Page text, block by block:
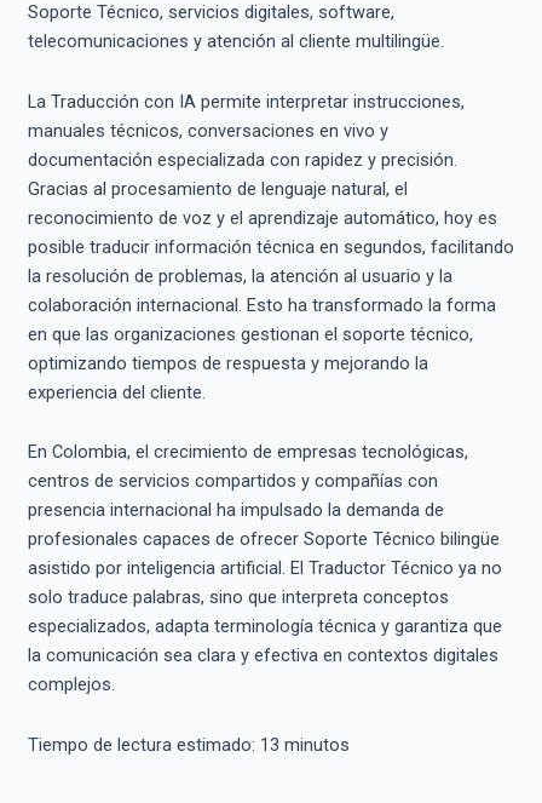
Soporte Técnico, servicios digitales, software,
telecomunicaciones y atención al cliente multilingüe.
La Traducción con IA permite interpretar instrucciones,
manuales técnicos, conversaciones en vivo y
documentación especializada con rapidez y precisión.
Gracias al procesamiento de lenguaje natural, el
reconocimiento de voz y el aprendizaje automático, hoy es
posible traducir información técnica en segundos, facilitando
la resolución de problemas, la atención al usuario y la
colaboración internacional. Esto ha transformado la forma
en que las organizaciones gestionan el soporte técnico,
optimizando tiempos de respuesta y mejorando la
experiencia del cliente.
En Colombia, el crecimiento de empresas tecnológicas,
centros de servicios compartidos y compañías con
presencia internacional ha impulsado la demanda de
profesionales capaces de ofrecer Soporte Técnico bilingüe
asistido por inteligencia artificial. El Traductor Técnico ya no
solo traduce palabras, sino que interpreta conceptos
especializados, adapta terminología técnica y garantiza que
la comunicación sea clara y efectiva en contextos digitales
complejos.
Tiempo de lectura estimado: 13 minutos